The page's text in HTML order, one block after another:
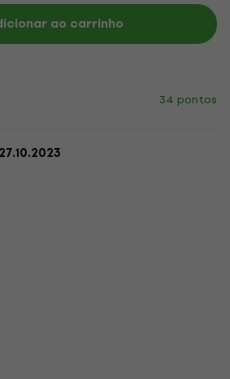
ao carrinho
34 pontos
27.10.2023